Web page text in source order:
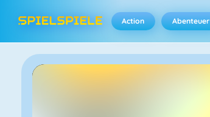
Action Abenteuer